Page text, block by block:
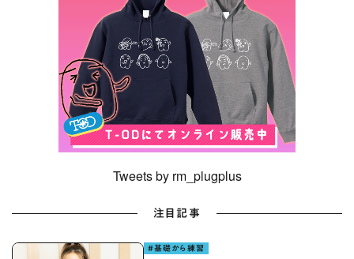
Tweets by rm_plugplus
注目記事
#基礎から練習